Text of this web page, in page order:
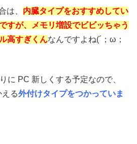
は、 内臓タイプをおすすめしてい
すが、メモリ増設でビビッちゃう
高すぎくんなんですよね(´；ω；
に PC 新しくする予定なので、
る外付けタイプをつかっていま